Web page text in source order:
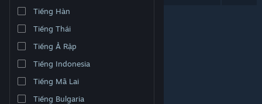
Cài ứng dụng Steam di động
Xem web cho desktop
Tiếng Hàn
Tiếng Thái
Tiếng Ả Rập
Tiếng Indonesia
Tiếng Mã Lai
Tiếng Bulgaria